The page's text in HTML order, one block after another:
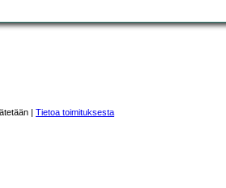
| Tietoa toimituksesta